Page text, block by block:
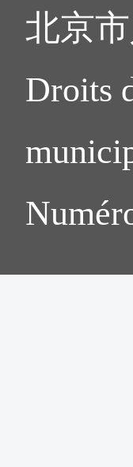
北京
Droits